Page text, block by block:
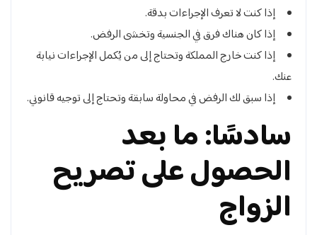
إذا كنت لا تعرف الإجراءات بدقة.
إذا كان هناك فرق في الجنسية وتخشى الرفض.
إذا كنت خارج المملكة وتحتاج إلى من يُكمل الإجراءات نيابة
عنك.
إذا سبق لك الرفض في محاولة سابقة وتحتاج إلى توجيه قانوني.
سادسًا: ما بعد
الحصول على تصريح
الزواج